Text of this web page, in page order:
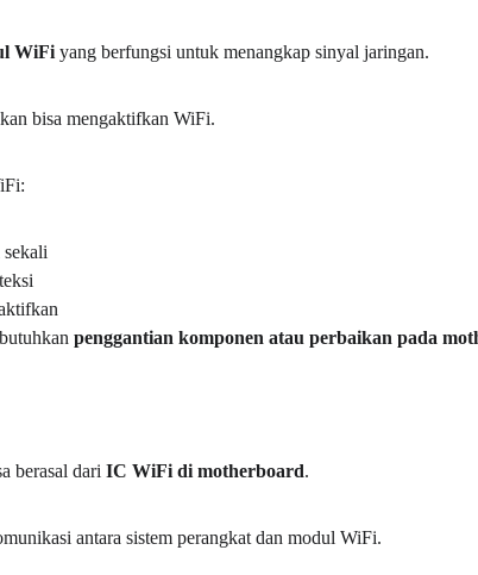
WiFi yang berfungsi untuk menangkap sinyal jaringan.
bisa mengaktifkan WiFi.
penggantian komponen atau perbaikan pada
berasal dari IC WiFi di motherboard.
antara sistem perangkat dan modul WiFi.